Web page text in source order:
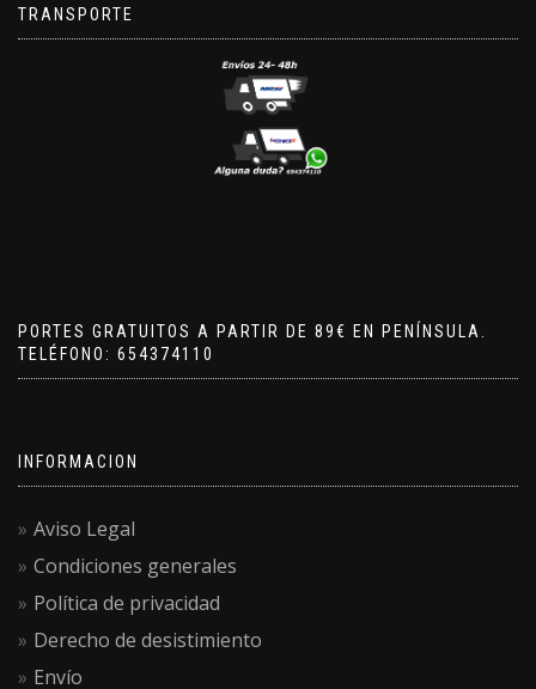
TRANSPORTE
PORTES GRATUITOS A PARTIR DE 89€ EN PENÍNSULA.
TELÉFONO: 654374110
INFORMACION
Aviso Legal
Condiciones generales
Política de privacidad
Derecho de desistimiento
Envío